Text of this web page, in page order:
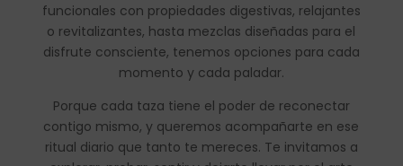
funcionales con propiedades digestivas, relajantes
o revitalizantes, hasta mezclas diseñadas para el
disfrute consciente, tenemos opciones para cada
momento y cada paladar.
Porque cada taza tiene el poder de reconectar
contigo mismo, y queremos acompañarte en ese
ritual diario que tanto te mereces. Te invitamos a